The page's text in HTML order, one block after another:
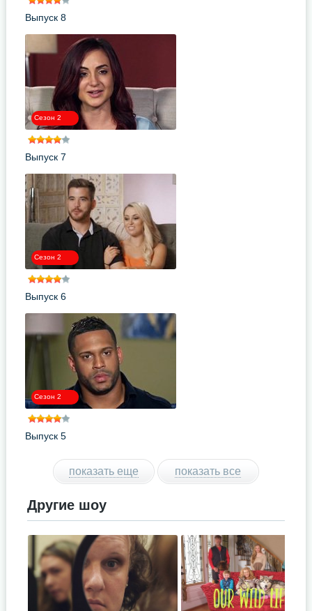
Выпуск 8
Сезон 2
Выпуск 7
Сезон 2
Выпуск 6
Сезон 2
Выпуск 5
показать еще показать все
Другие шоу